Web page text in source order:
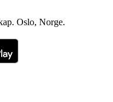
Oslo, Norge.